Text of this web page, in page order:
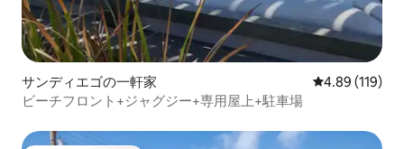
サンディエゴの一軒家 レビュー119
4.89 (119)
ビーチフロント+ジャグジー+専用屋上+駐車場